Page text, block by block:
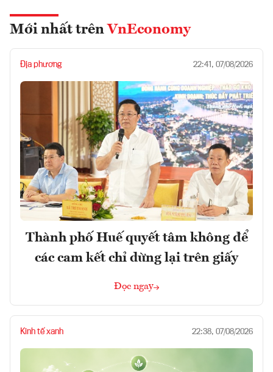
Mới nhất trên VnEconomy
Địa phương 22:41, 07/08/2026
Thành phố Huế quyết tâm không để
các cam kết chỉ dừng lại trên giấy
Đọc ngay
Kinh tế xanh 22:38, 07/08/2026